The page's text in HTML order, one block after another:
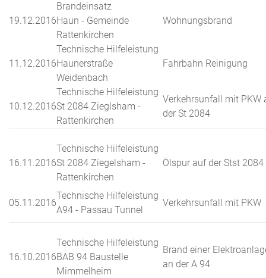
19.12.2016
Brandeinsatz
Haun - Gemeinde
Rattenkirchen
Wohnungsbrand
11.12.2016
Technische Hilfeleistung
Haunerstraße
Weidenbach
Fahrbahn Reinigung
10.12.2016
Technische Hilfeleistung
St 2084 Zieglsham -
Rattenkirchen
Verkehrsunfall mit PKW
der St 2084
16.11.2016
Technische Hilfeleistung
St 2084 Ziegelsham -
Rattenkirchen
Ölspur auf der Stst 2084
05.11.2016
Technische Hilfeleistung
A94 - Passau Tunnel
Verkehrsunfall mit PKW
16.10.2016
Technische Hilfeleistung
BAB 94 Baustelle
Mimmelheim
Brand einer
an der A 94